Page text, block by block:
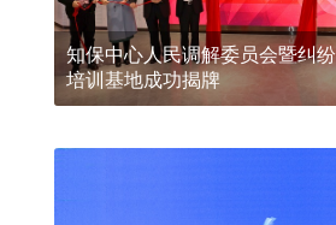
知保中心人民调解委员会暨纠
培训基地成功揭牌